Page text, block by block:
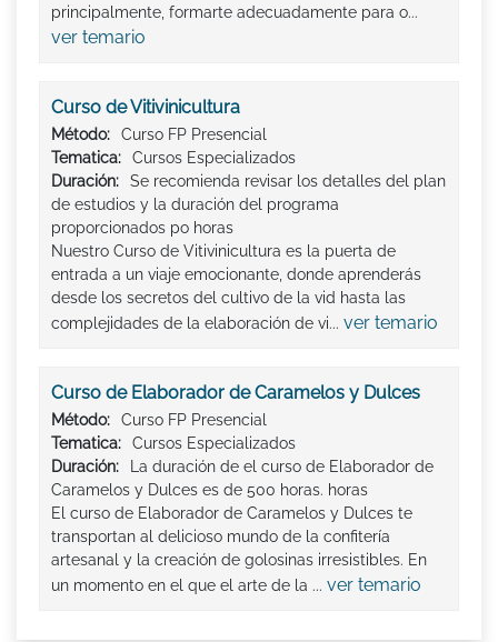
principalmente, formarte adecuadamente para o...
ver temario
Curso de Vitivinicultura
Método:
Curso FP Presencial
Tematica:
Cursos Especializados
Duración:
Se recomienda revisar los detalles del plan
de estudios y la duración del programa
proporcionados po horas
Nuestro Curso de Vitivinicultura es la puerta de
entrada a un viaje emocionante, donde aprenderás
desde los secretos del cultivo de la vid hasta las
complejidades de la elaboración de vi... ver temario
Curso de Elaborador de Caramelos y Dulces
Método:
Curso FP Presencial
Tematica:
Cursos Especializados
Duración:
La duración de el curso de Elaborador de
Caramelos y Dulces es de 500 horas. horas
El curso de Elaborador de Caramelos y Dulces te
transportan al delicioso mundo de la confitería
artesanal y la creación de golosinas irresistibles. En
un momento en el que el arte de la ... ver temario